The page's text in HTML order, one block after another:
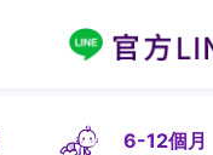
6-12個月